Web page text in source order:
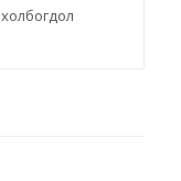
холбогдол